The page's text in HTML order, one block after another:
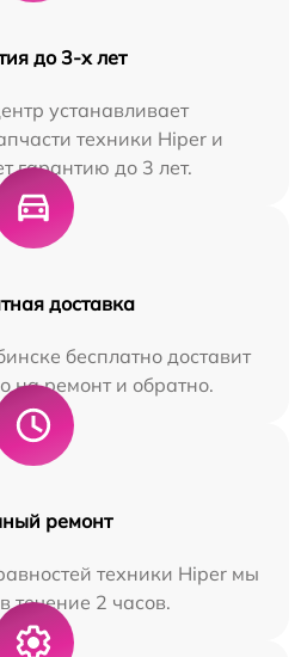
до 3-х лет
устанавливает
техники Hiper и
гарантию до 3 лет.
доставка
бесплатно доставит
на ремонт и обратно.
ремонт
техники Hiper мы
течение 2 часов.